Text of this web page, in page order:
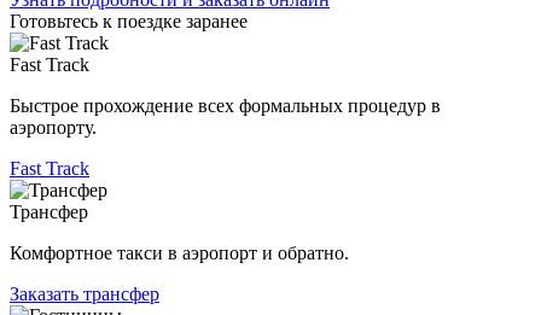
Готовьтесь к поездке заранее
Fast Track
Быстрое прохождение всех формальных процедур в
аэропорту.
Fast Track
Трансфер
Комфортное такси в аэропорт и обратно.
Заказать трансфер